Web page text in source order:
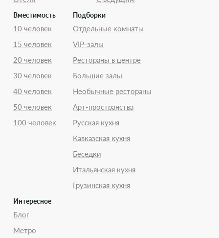
Вместимость
10 человек
15 человек
20 человек
30 человек
40 человек
50 человек
100 человек
Подборки
Отдельные комнаты
VIP-залы
Рестораны в центре
Большие залы
Необычные рестораны
Арт-пространства
Русская кухня
Кавказская кухня
Беседки
Итальянская кухня
Грузинская кухня
Интересное
Блог
Метро